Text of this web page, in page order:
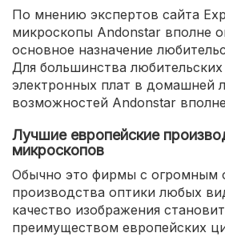
По мнению экспертов сайта
микроскопы Andonstar вполне
основное назначение
Для большинства
электронных плат в домашней
возможностей Andonstar
Лучшие европейские
микроскопов
Обычно это фирмы с огромным
производства оптики любых
качество изображения
преимуществом европейских